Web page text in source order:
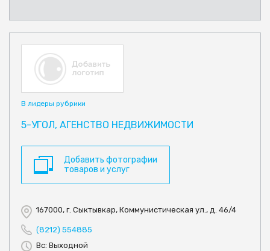
В лидеры рубрики
5-УГОЛ, АГЕНСТВО НЕДВИЖИМОСТИ
Добавить фотографии
товаров и услуг
167000, г. Сыктывкар, Коммунистическая ул., д. 46/4
(8212) 554885
Вс: Выходной